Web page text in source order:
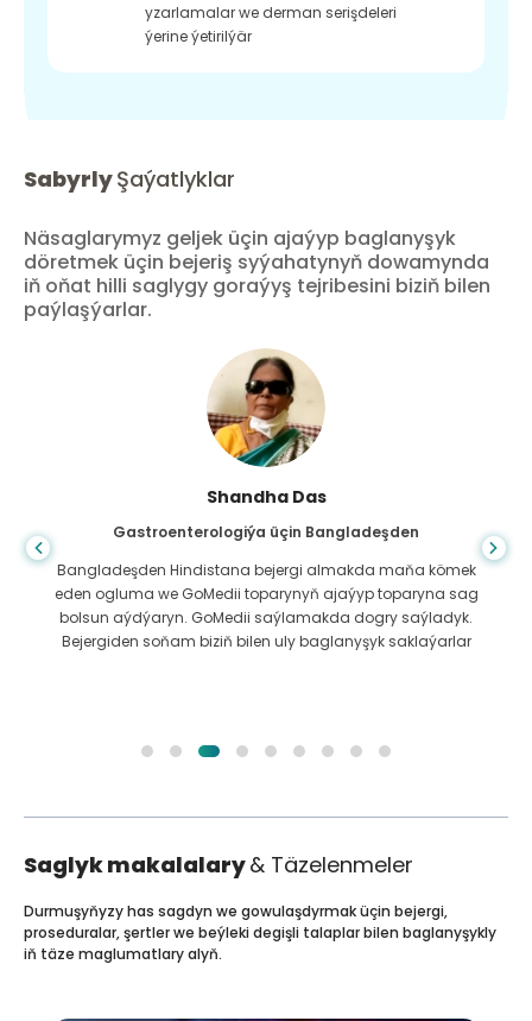
yzarlamalar we derman serişdeleri
ýerine ýetirilýär
SabyrlyŞaýatlyklar
Näsaglarymyz geljek üçin ajaýyp baglanyşyk
döretmek üçin bejeriş syýahatynyň dowamynda
iň oňat hilli saglygy goraýyş tejribesini biziň bilen
paýlaşýarlar.
Shandha Das
Gastroenterologiýa üçin Bangladeşden
Bangladeşden Hindistana bejergi almakda maňa kömek
eden ogluma we GoMedii toparynyň ajaýyp toparyna sag
bolsun aýdýaryn. GoMedii saýlamakda dogry saýladyk.
Bejergiden soňam biziň bilen uly baglanyşyk saklaýarlar
Saglyk makalalary& Täzelenmeler
Durmuşyňyzy has sagdyn we gowulaşdyrmak üçin bejergi,
proseduralar, şertler we beýleki degişli talaplar bilen baglanyşykly
iň täze maglumatlary alyň.